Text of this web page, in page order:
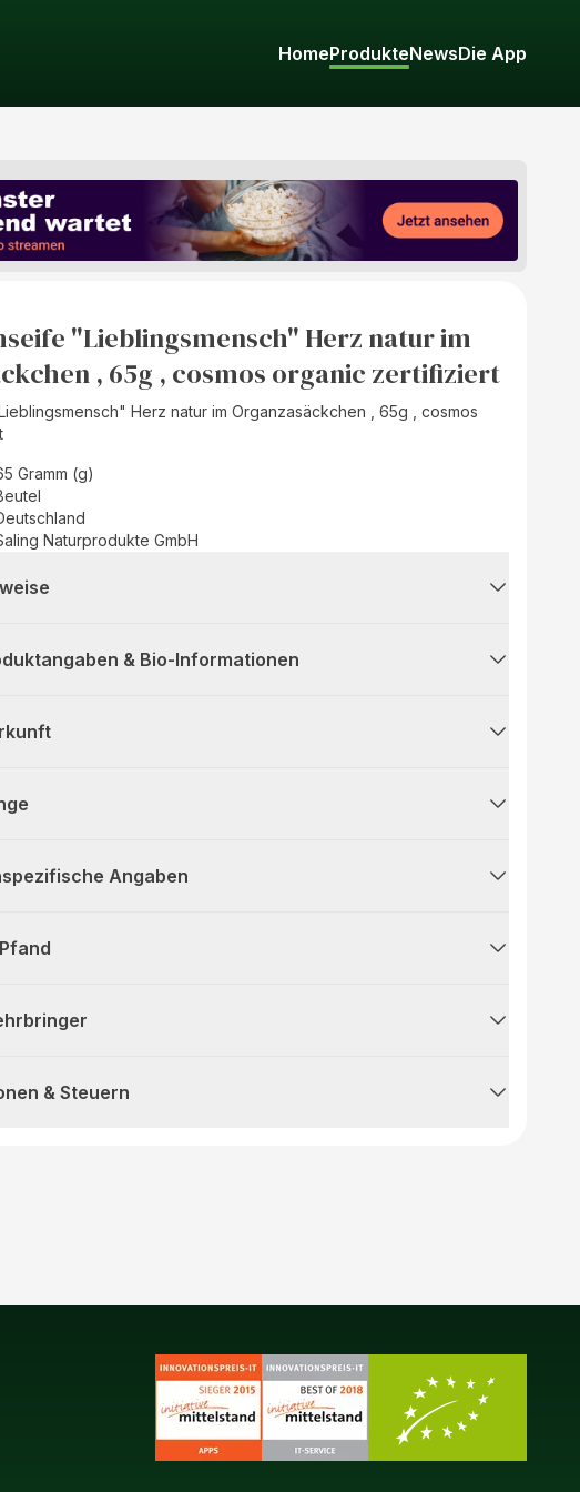
HomeProdukteNewsDie App
"Lieblingsmensch" Herz natur im
, 65g , cosmos organic zertifiziert
Herz natur im Organzasäckchen , 65g , cosmos
Gramm (g)
Naturprodukte GmbH
& Bio-Informationen
Angaben
& Steuern